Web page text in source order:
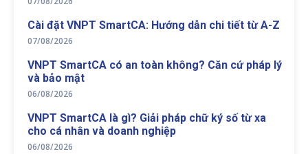
Cài đặt VNPT SmartCA: Hướng dẫn chi tiết từ A-Z
07/08/2026
VNPT SmartCA có an toàn không? Căn cứ pháp lý
và bảo mật
06/08/2026
VNPT SmartCA là gì? Giải pháp chữ ký số từ xa
cho cá nhân và doanh nghiệp
06/08/2026